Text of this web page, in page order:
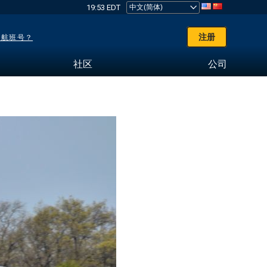
19:53 EDT
班号？ 注册
社区 公司